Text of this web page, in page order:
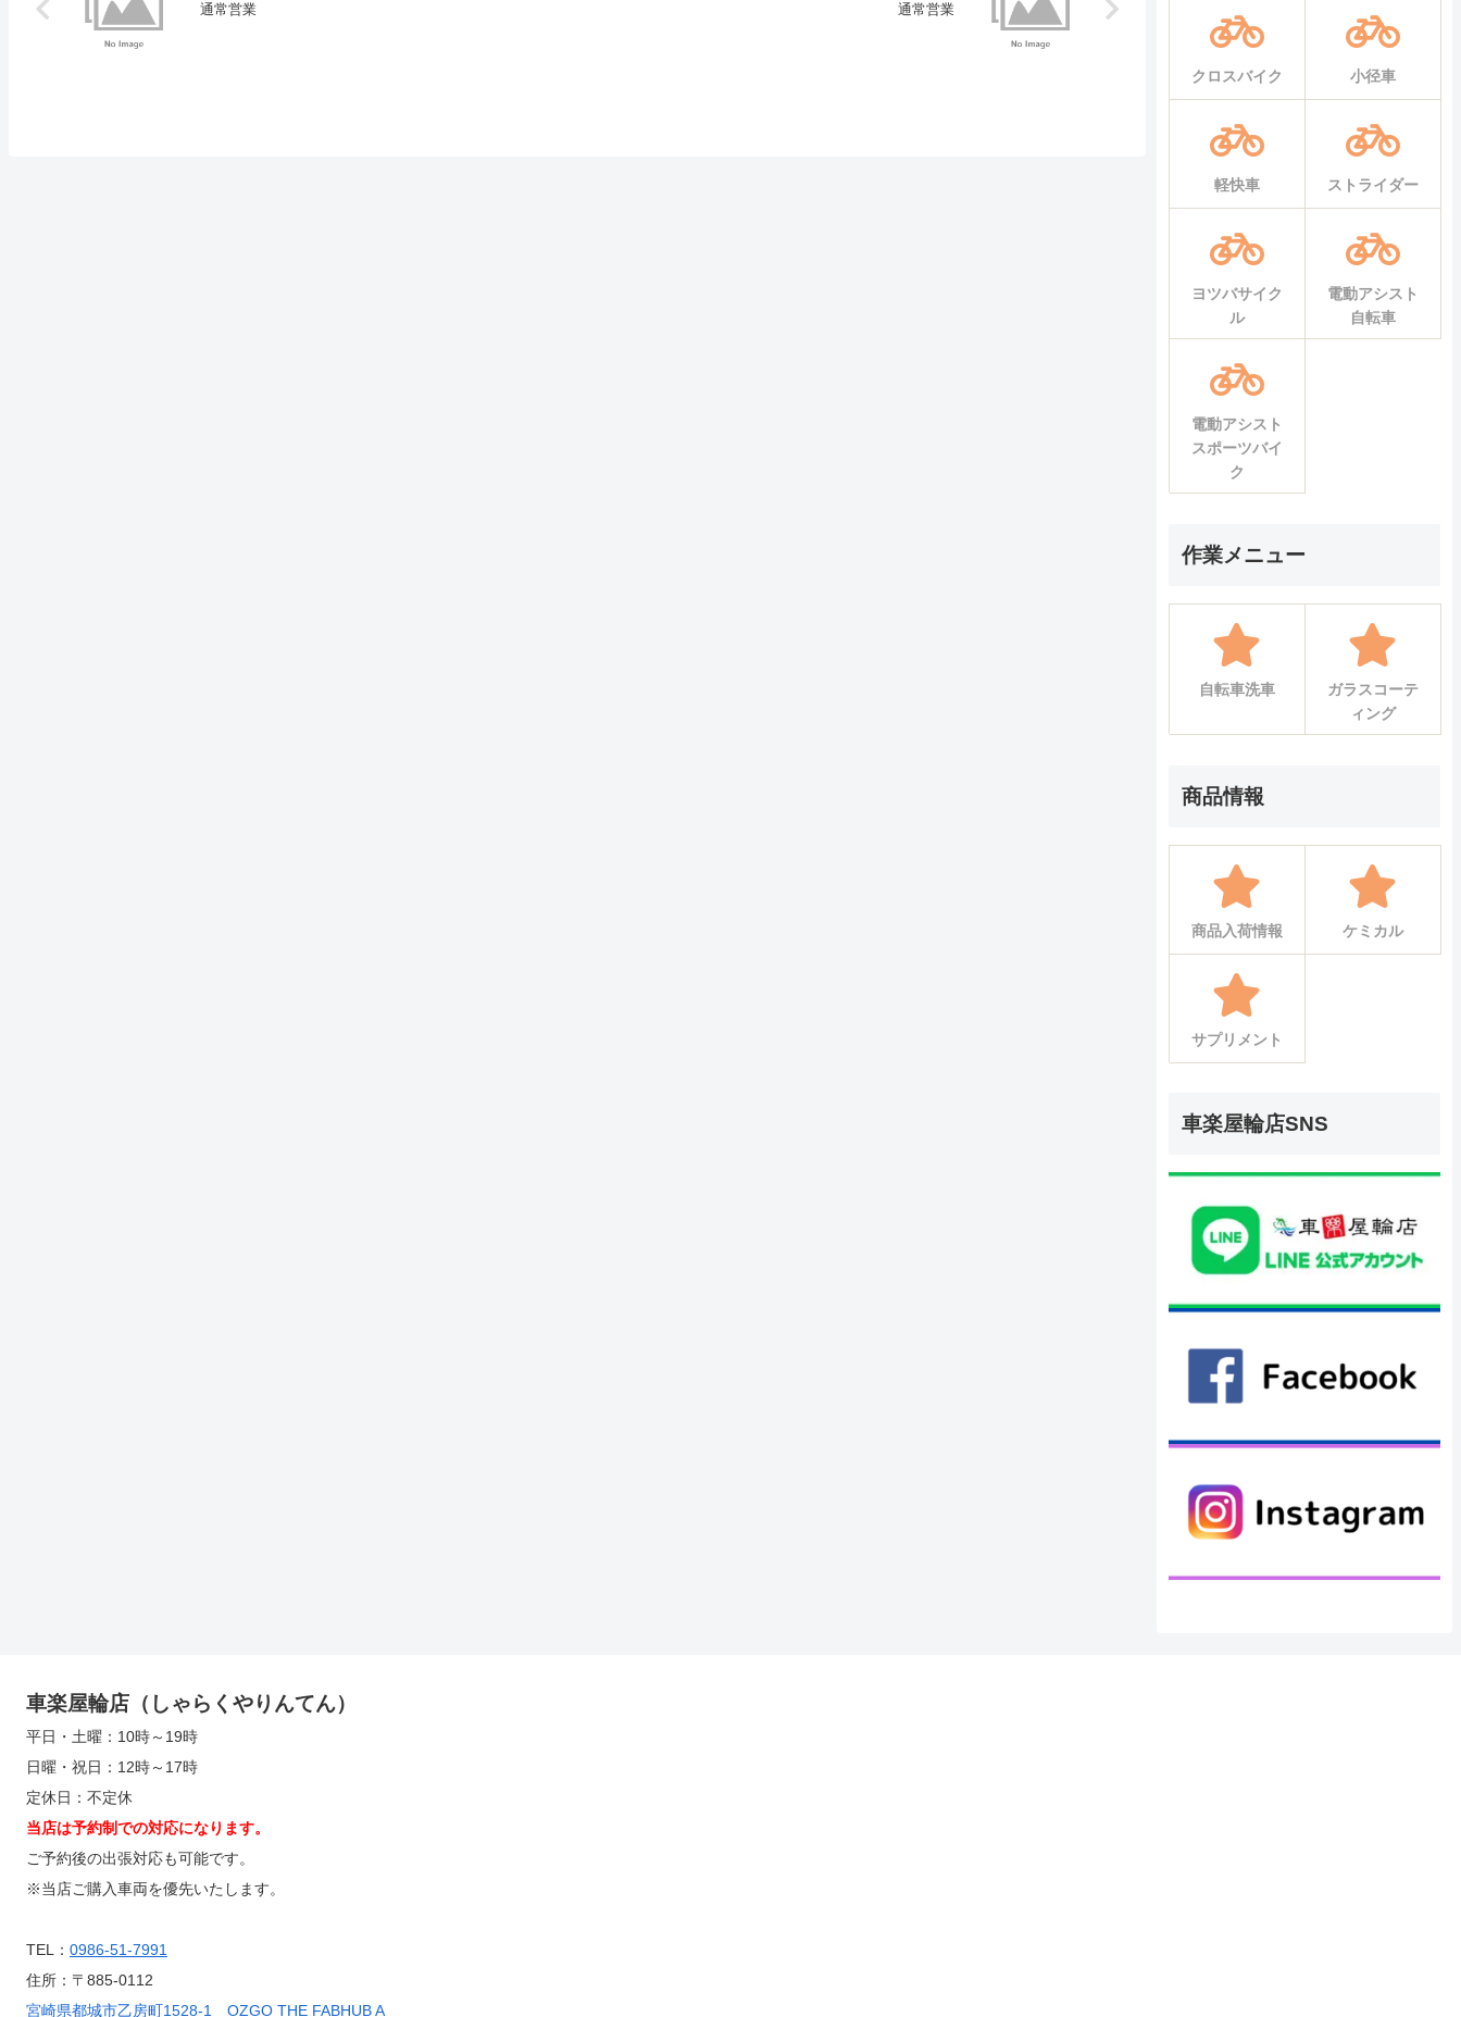
通常営業 通常営業
クロスバイク 小径車
軽快車 ストライダー
ヨツバサイク
ル
電動アシスト
自転車
電動アシスト
スポーツバイ
ク
作業メニュー
自転車洗車
ガラスコーテ
ィング
商品情報
商品入荷情報 ケミカル
サプリメント
車楽屋輪店SNS
車楽屋輪店（しゃらくやりんてん）
平日・土曜：10時～19時
日曜・祝日：12時～17時
定休日：不定休
当店は予約制での対応になります。
ご予約後の出張対応も可能です。
※当店ご購入車両を優先いたします。
TEL： 0986-51-7991
住所：〒885-0112
宮崎県都城市乙房町1528-1 OZGO THE FABHUB A